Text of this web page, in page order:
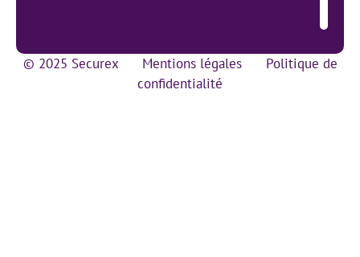
© 2025 Securex Mentions légales
Politique de
confidentialité